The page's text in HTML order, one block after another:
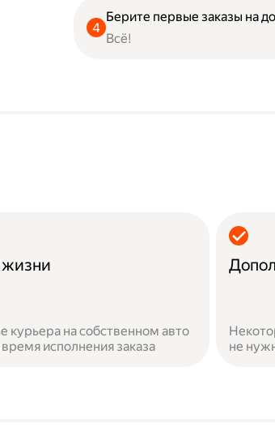
Берите первые заказы на
Всё!
жизни
курьера на собственном авто
исполнения заказа
не